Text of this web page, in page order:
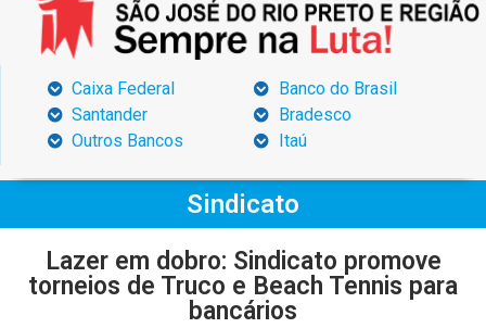
Caixa Federal
Santander
Outros Bancos
Banco do Brasil
Bradesco
Itaú
Sindicato
Lazer em dobro: Sindicato promove
torneios de Truco e Beach Tennis para
bancários